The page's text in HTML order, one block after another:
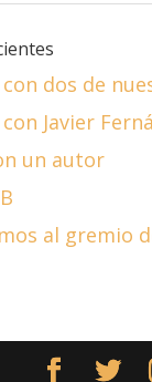
dos de
Javier
un autor
al gremio